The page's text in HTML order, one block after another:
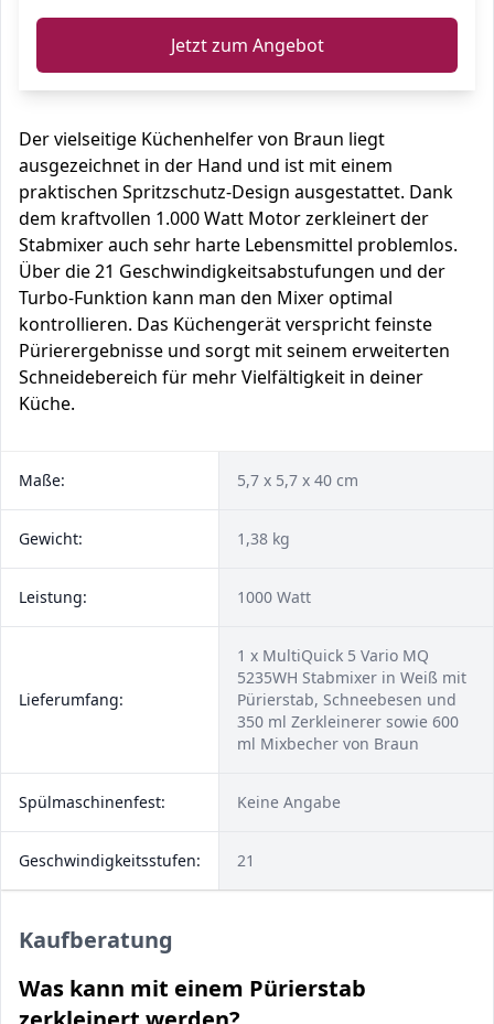
Jetzt zum Angebot
Der vielseitige Küchenhelfer von Braun liegt
ausgezeichnet in der Hand und ist mit einem
praktischen Spritzschutz-Design ausgestattet. Dank
dem kraftvollen 1.000 Watt Motor zerkleinert der
Stabmixer auch sehr harte Lebensmittel problemlos.
Über die 21 Geschwindigkeitsabstufungen und der
Turbo-Funktion kann man den Mixer optimal
kontrollieren. Das Küchengerät verspricht feinste
Pürierergebnisse und sorgt mit seinem erweiterten
Schneidebereich für mehr Vielfältigkeit in deiner
Küche.
Maße: 5,7 x 5,7 x 40 cm
Gewicht: 1,38 kg
Leistung: 1000 Watt
Lieferumfang:
1 x MultiQuick 5 Vario MQ
5235WH Stabmixer in Weiß mit
Pürierstab, Schneebesen und
350 ml Zerkleinerer sowie 600
ml Mixbecher von Braun
Spülmaschinenfest: Keine Angabe
Geschwindigkeitsstufen: 21
Kaufberatung
Was kann mit einem Pürierstab